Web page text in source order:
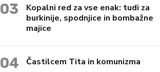
03
Kopalni red za vse enak: tudi za
burkinije, spodnjice in bombažne
majice
04 Častilcem Tita in komunizma